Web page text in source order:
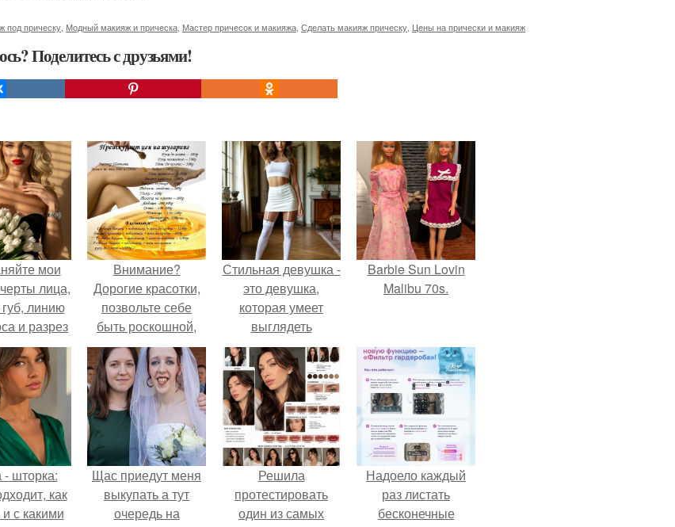
под прическу Модный макияж и прическа Мастер причесок и макияжа Сделать макияж прическу Цены на прически и макияж
Поделитесь с друзьями!
мои
лица,
линию
и разрез
Внимание?
Дорогие красотки,
позвольте себе
быть роскошной,
побалуйте себя
гладкостью кожи?
Стильная девушка -
это девушка,
которая умеет
выглядеть
привлекательно и
элегантно в любои
ситуации.
Barbie Sun Lovin
Malibu 70s.
- шторка:
как
и с какими
Щас приедут меня
выкупать а тут
очередь на
Решила
протестировать
один из самых
Надоело каждый
раз листать
бесконечные